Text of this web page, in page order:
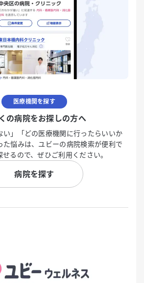
医療機関を探す
の病院をお探しの方へ
い」「どの医療機関に行ったらいいか
た悩みは、ユビーの病院検索が便利で
るので、ぜひご利用ください。
病院を探す